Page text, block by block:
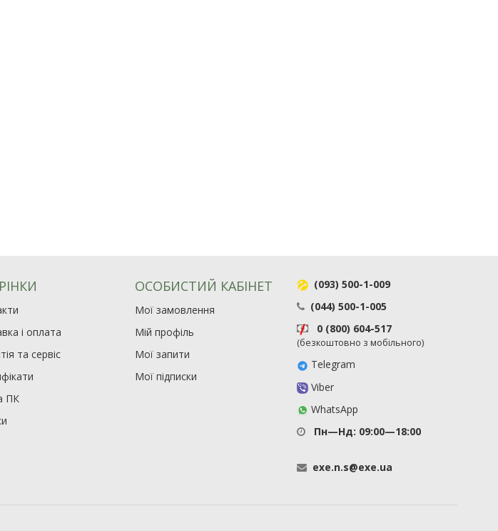
і оплата
та сервіс
ПК
ОСОБИСТИЙ КАБІНЕТ
Мої замовлення
Мій профіль
Мої запити
Мої підписки
(093) 500-1-009
(044) 500-1-005
0 (800) 604-517
(безкоштовно з мобільного)
Telegram
Viber
WhatsApp
Пн—Нд: 09:00—18:00
exe.n.s@exe.ua